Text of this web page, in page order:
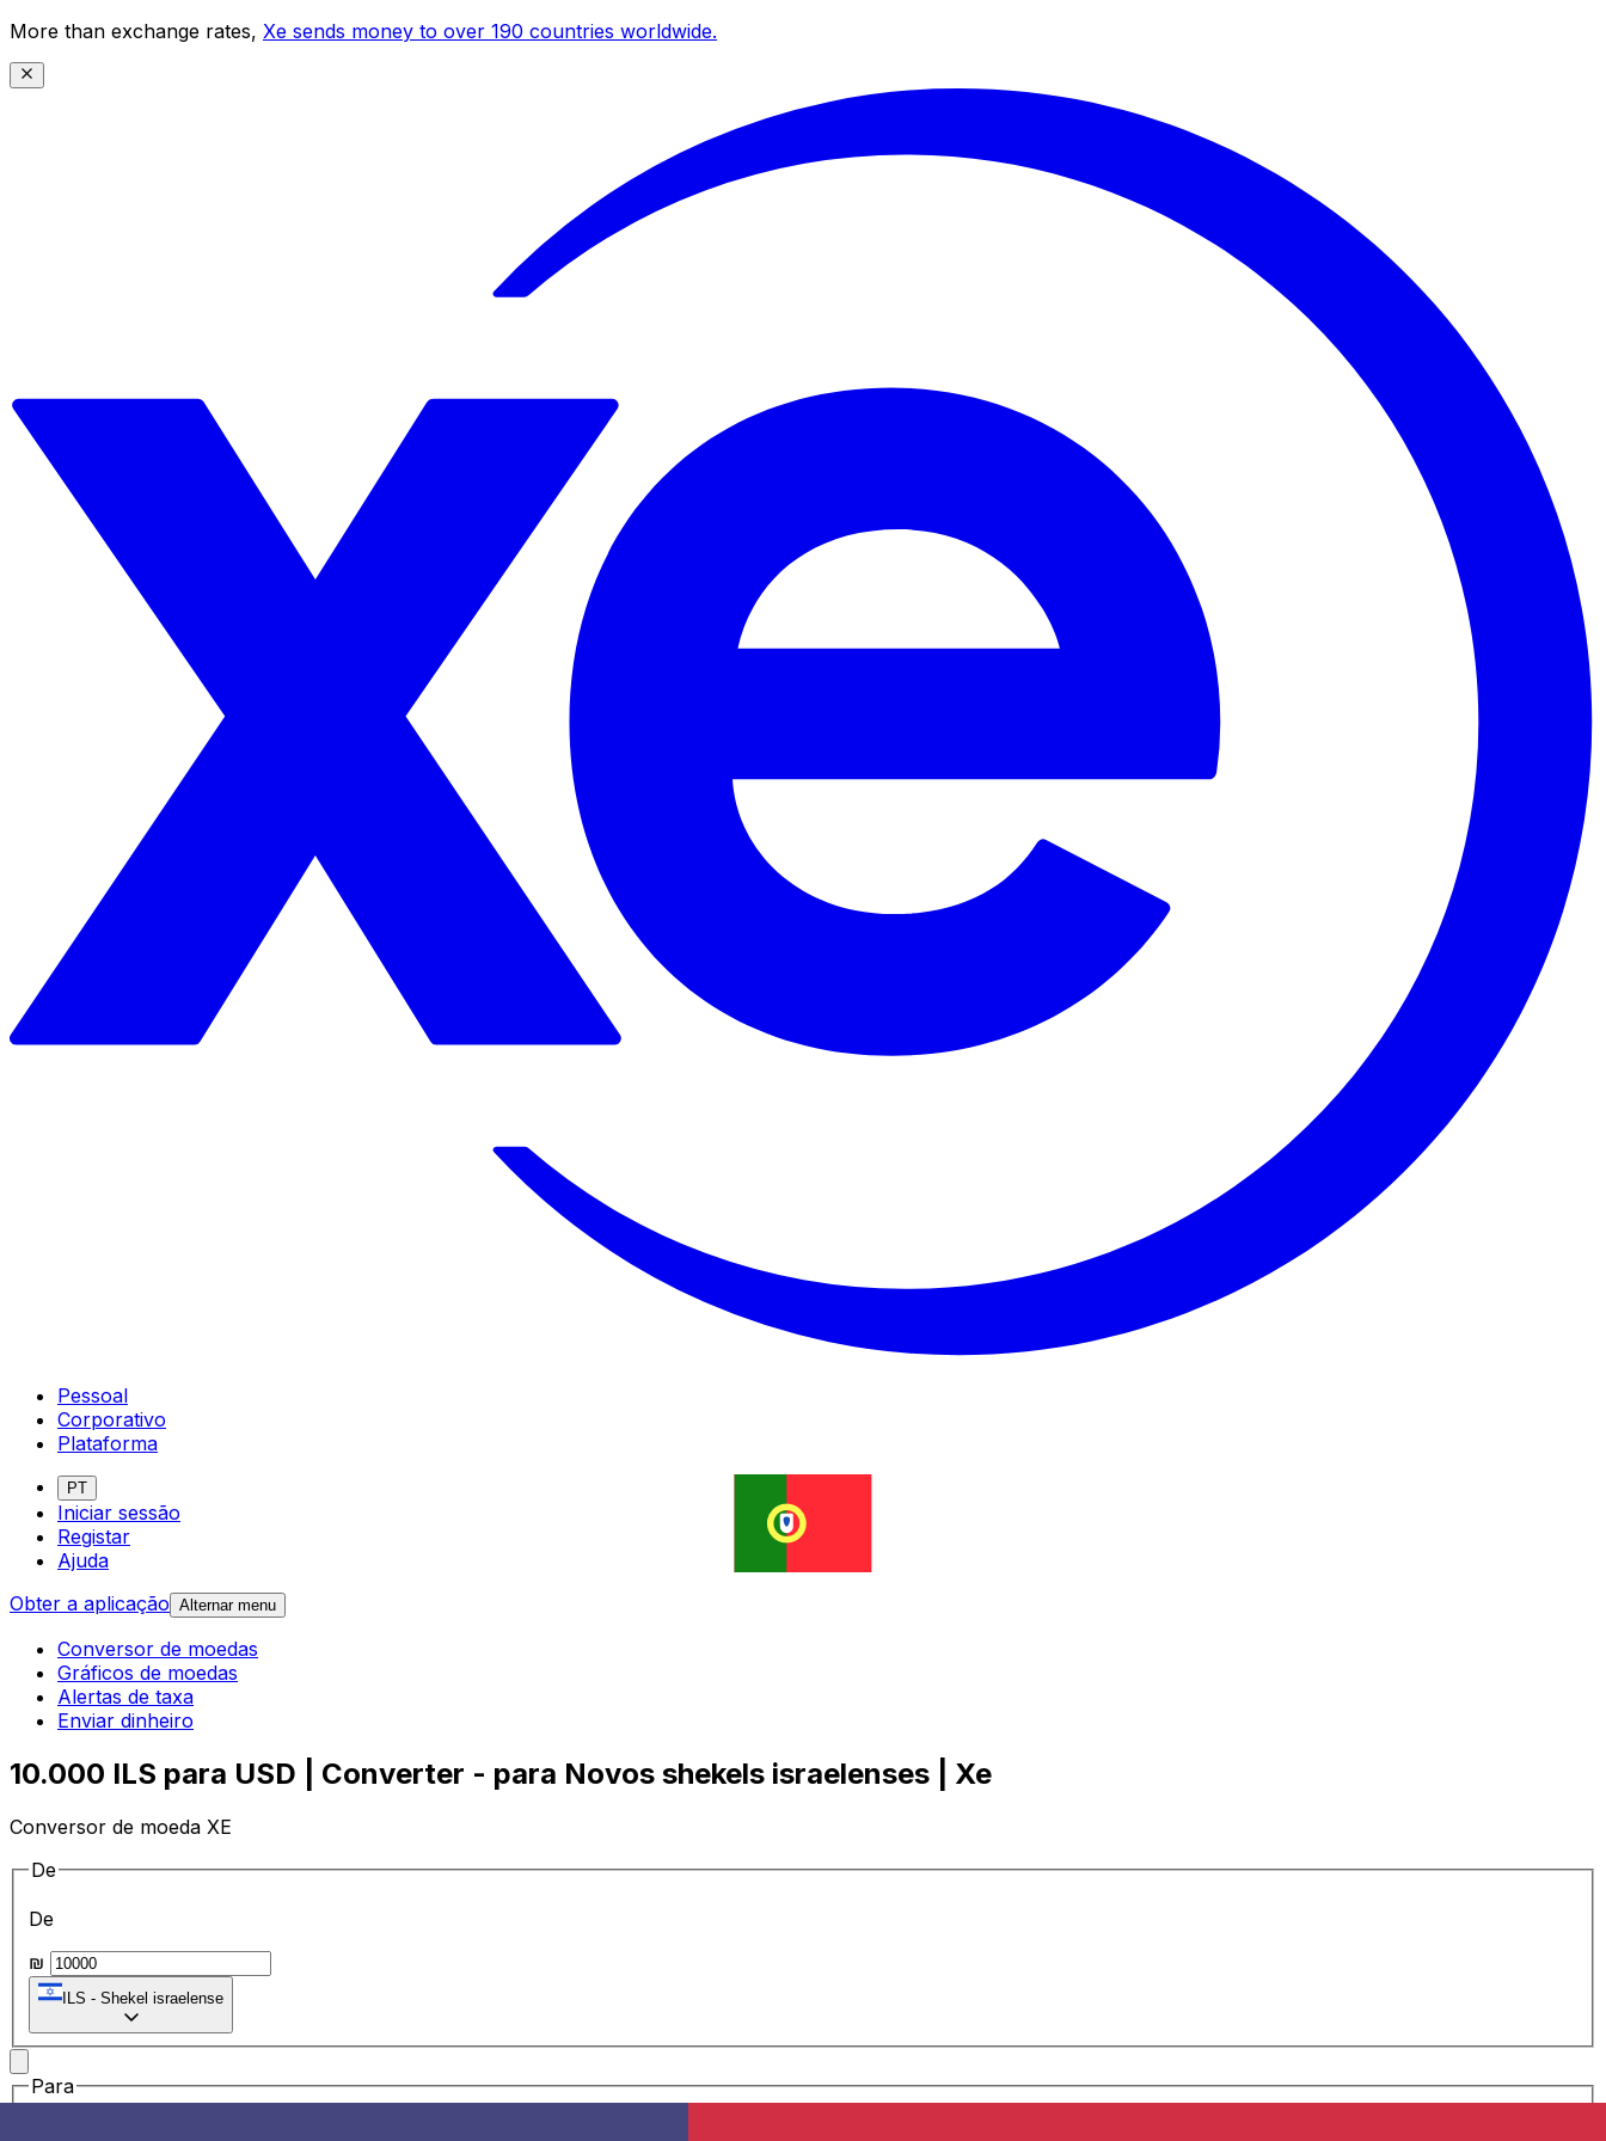
More than exchange rates, Xe sends money to over 190 countries worldwide.
Pessoal
Corporativo
Plataforma
PT
Iniciar sessão
Registar
Ajuda
Obter a aplicação Alternar menu
Conversor de moedas
Gráficos de moedas
Alertas de taxa
Enviar dinheiro
10.000 ILS para USD | Converter - para Novos shekels israelenses | Xe
Conversor de moeda XE
De
De
₪
ILS - Shekel israelense
Para